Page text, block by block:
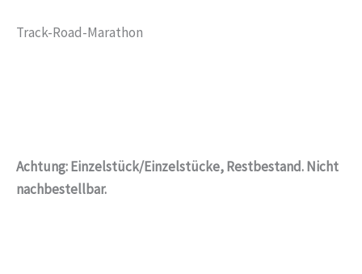
Track-Road-Marathon
Achtung: Einzelstück/Einzelstücke, Restbestand. Nicht
nachbestellbar.